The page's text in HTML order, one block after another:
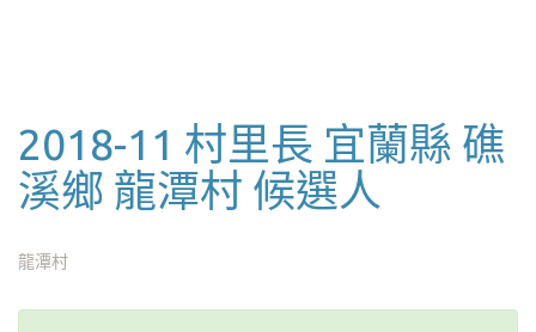
2018-11 村里長 宜蘭縣 礁
溪鄉 龍潭村 候選人
龍潭村